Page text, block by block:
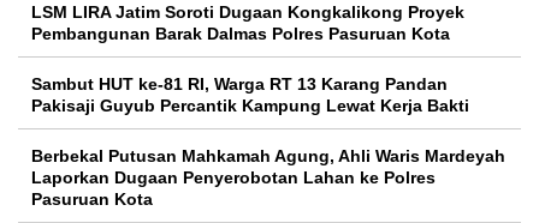
LSM LIRA Jatim Soroti Dugaan Kongkalikong Proyek
Pembangunan Barak Dalmas Polres Pasuruan Kota
Sambut HUT ke-81 RI, Warga RT 13 Karang Pandan
Pakisaji Guyub Percantik Kampung Lewat Kerja Bakti
Berbekal Putusan Mahkamah Agung, Ahli Waris Mardeyah
Laporkan Dugaan Penyerobotan Lahan ke Polres
Pasuruan Kota